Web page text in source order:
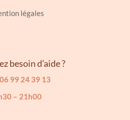
légales
besoin d’aide ?
99 24 39 13
– 21h00